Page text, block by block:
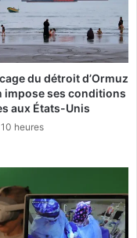
du détroit d’Ormuz
impose ses conditions
aux États-Unis
heures